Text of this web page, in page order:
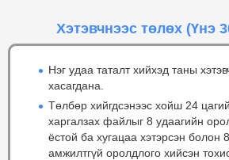
Хэтэвчнээс төлөх (Үнэ
Нэг удаа таталт хийхэд таны
хасагдана.
Төлбөр хийгдсэнээс хойш 24
харгалзах файлыг 8 удаагийн
ёстой ба хугацаа хэтэрсэн болон
амжилтгүй оролдлого хийсэн